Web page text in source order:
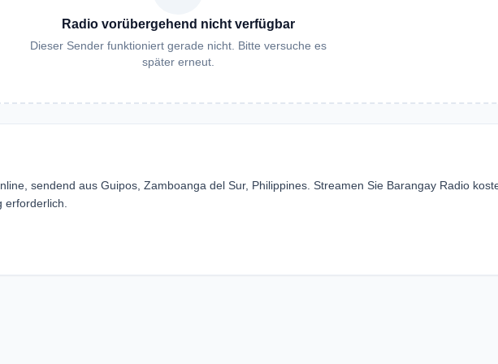
Radio vorübergehend nicht verfügbar
Dieser Sender funktioniert gerade nicht. Bitte versuche es
später erneut.
sendend aus Guipos, Zamboanga del Sur, Philippines. Streamen Sie Barangay Radio